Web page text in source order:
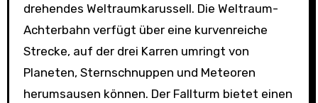
drehendes Weltraumkarussell. Die Weltraum-
Achterbahn verfügt über eine kurvenreiche
Strecke, auf der drei Karren umringt von
Planeten, Sternschnuppen und Meteoren
herumsausen können. Der Fallturm bietet einen